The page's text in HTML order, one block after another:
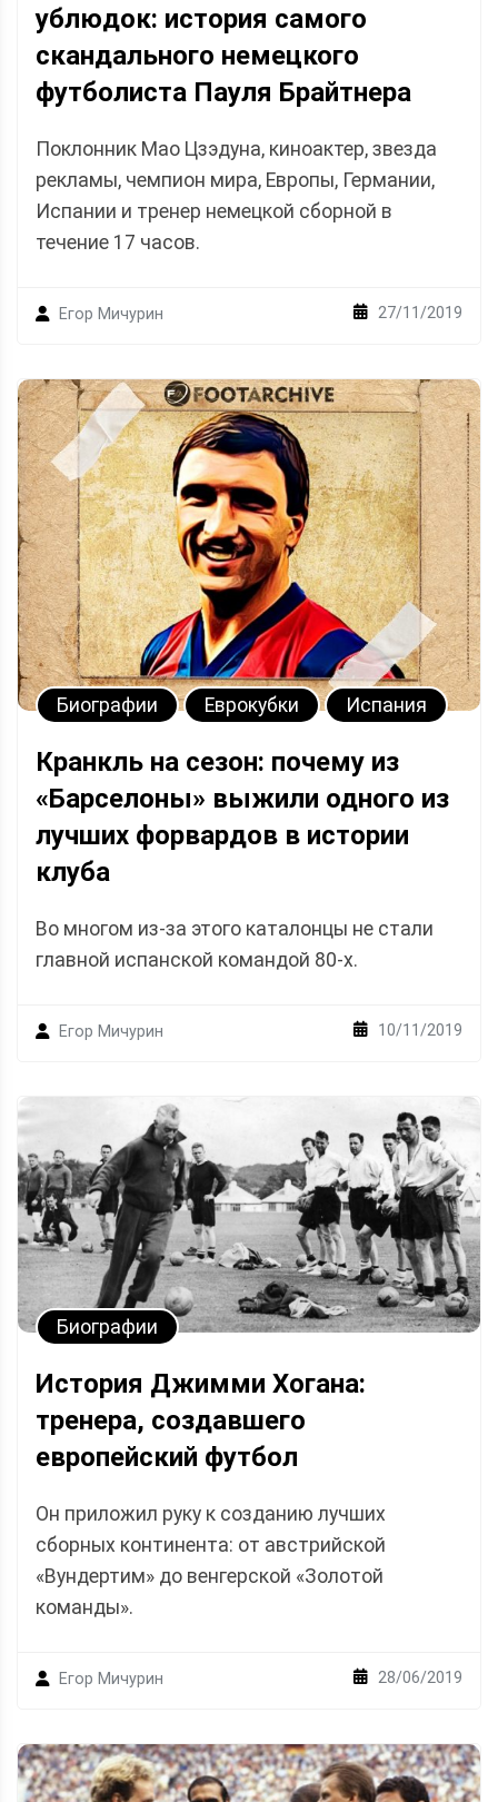
ублюдок: история самого
скандального немецкого
футболиста Пауля Брайтнера
Поклонник Мао Цзэдуна, киноактер, звезда
рекламы, чемпион мира, Европы, Германии,
Испании и тренер немецкой сборной в
течение 17 часов.
Егор Мичурин 27/11/2019
Биографии Еврокубки Испания
Кранкль на сезон: почему из
«Барселоны» выжили одного из
лучших форвардов в истории
клуба
Во многом из-за этого каталонцы не стали
главной испанской командой 80-х.
Егор Мичурин 10/11/2019
Биографии
История Джимми Хогана:
тренера, создавшего
европейский футбол
Он приложил руку к созданию лучших
сборных континента: от австрийской
«Вундертим» до венгерской «Золотой
команды».
Егор Мичурин 28/06/2019